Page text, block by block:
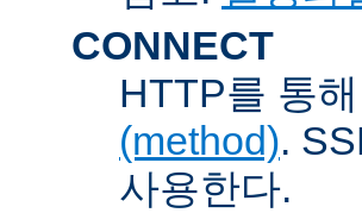
CONNECT
HTTP를 통
(method).
사용한다.